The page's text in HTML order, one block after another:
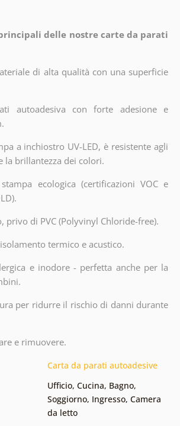
delle nostre carte da parati
di alta qualità con una superficie
autoadesiva con forte adesione e
a inchiostro UV-LED, è resistente agli
la brillantezza dei colori.
ecologica (certificazioni VOC e
privo di PVC (Polyvinyl Chloride-free).
termico e acustico.
e inodore - perfetta anche per la
per ridurre il rischio di danni durante
e rimuovere.
Carta da parati autoadesive
Ufficio, Cucina, Bagno,
Soggiorno, Ingresso, Camera
da letto